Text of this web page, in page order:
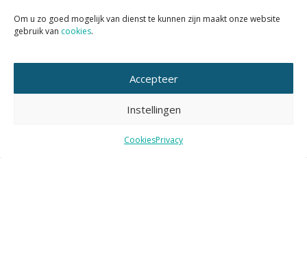
Om u zo goed mogelijk van dienst te kunnen zijn maakt onze website
gebruik van cookies.
Accepteer
Instellingen
CookiesPrivacy
Wil je het KAN nieuws volgen?
Abonneer je dan op de tweewekelijkse nieuwsbrief KAN